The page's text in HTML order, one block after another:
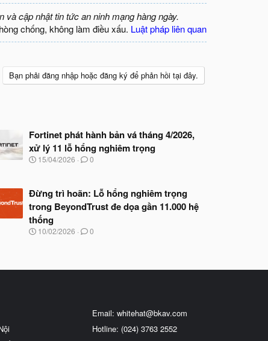
và cập nhật tin tức an ninh mạng hàng ngày.
chống, không làm điều xấu. Luật pháp liên quan
Bạn phải đăng nhập hoặc đăng ký để phản hồi tại đây.
Fortinet phát hành bản vá tháng 4/2026,
xử lý 11 lỗ hổng nghiêm trọng
N
b
ắ
t
đ
ầ
15/04/2026 0
Đừng trì hoãn: Lỗ hổng nghiêm trọng
trong BeyondTrust đe dọa gần 11.000 hệ
thống
N
b
10/02/2026 0
Email: whitehat@bkav.com
Hotline: (024) 3763 2552